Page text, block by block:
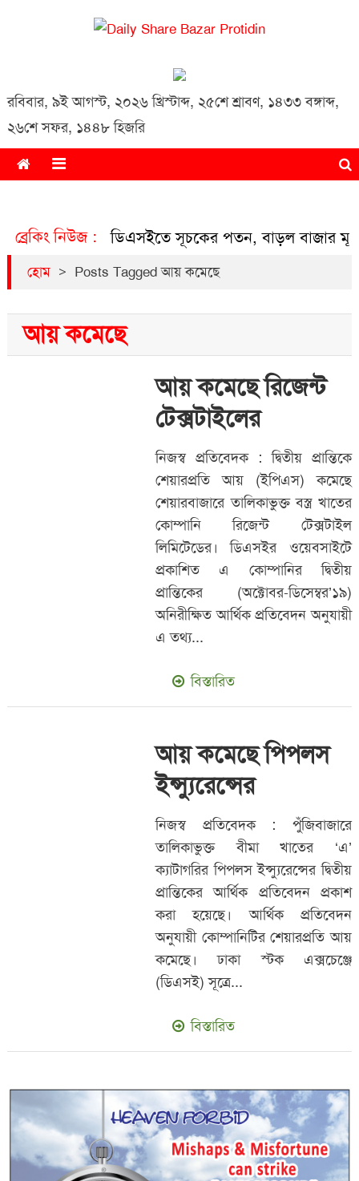
রবিবার, ৯ই আগস্ট, ২০২৬ খ্রিস্টাব্দ, ২৫শে শ্রাবণ, ১৪৩৩ বঙ্গাব্দ,
২৬শে সফর, ১৪৪৮ হিজরি
ব্রেকিং নিউজ : ডিএসইতে সূচকের পতন, বাড়ল বাজার
হোম > Posts Tagged আয় কমেছে
আয় কমেছে
আয় কমেছে রিজেন্ট
টেক্সটাইলের
নিজস্ব প্রতিবেদক : দ্বিতীয় প্রান্তিকে
শেয়ারপ্রতি আয় (ইপিএস) কমেছে
শেয়ারবাজারে তালিকাভুক্ত বস্ত্র খাতের
কোম্পানি রিজেন্ট টেক্সটাইল
লিমিটেডের। ডিএসইর ওয়েবসাইটে
প্রকাশিত এ কোম্পানির দ্বিতীয়
প্রান্তিকের (অক্টোবর-ডিসেম্বর’১৯)
অনিরীক্ষিত আর্থিক প্রতিবেদন অনুযায়ী
এ তথ্য...
বিস্তারিত
আয় কমেছে পিপলস
ইন্স্যুরেন্সের
নিজস্ব প্রতিবেদক : পুঁজিবাজারে
তালিকাভুক্ত বীমা খাতের ‘এ’
ক্যাটাগরির পিপলস ইন্স্যুরেন্সের দ্বিতীয়
প্রান্তিকের আর্থিক প্রতিবেদন প্রকাশ
করা হয়েছে। আর্থিক প্রতিবেদন
অনুযায়ী কোম্পানিটির শেয়ারপ্রতি আয়
কমেছে। ঢাকা স্টক এক্সচেঞ্জে
(ডিএসই) সূত্রে...
বিস্তারিত